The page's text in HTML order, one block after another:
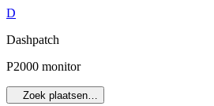
D
Dashpatch
P2000 monitor
Zoek plaatsen…